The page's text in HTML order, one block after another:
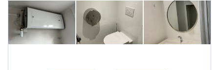
et depuis 2020 comme artisan vous propose ses
service dans la plomberie le chauffage la ventilation et la
climatisation.
pour votre gentillesse.